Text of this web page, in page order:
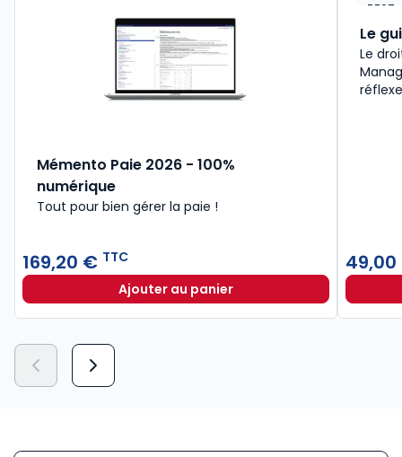
Mémento Paie 2026 - 100%
numérique
Tout pour bien gérer la paie !
169,20 € TTC
Ajouter au panierMémento Paie 2026 - 100%
BEST-
Le
Le